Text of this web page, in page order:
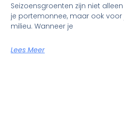
Seizoensgroenten zijn niet
je portemonnee, maar ook
milieu. Wanneer je
Lees Meer